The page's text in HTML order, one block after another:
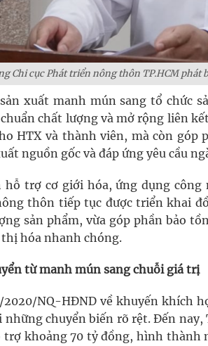
Chi cục Phát triển nông thôn TP.HCM phát
xuất manh mún sang tổ chức
chất lượng và mở rộng liên
HTX và thành viên, mà còn góp
nguồn gốc và đáp ứng yêu cầu
hỗ trợ cơ giới hóa, ứng dụng
thôn tiếp tục được triển khai
sản phẩm, vừa góp phần bảo
hóa nhanh chóng.
từ manh mún sang chuỗi giá trị
NQ-HĐND về khuyến khích
chuyển biến rõ rệt. Đến nay,
khoảng 70 tỷ đồng, hình thành